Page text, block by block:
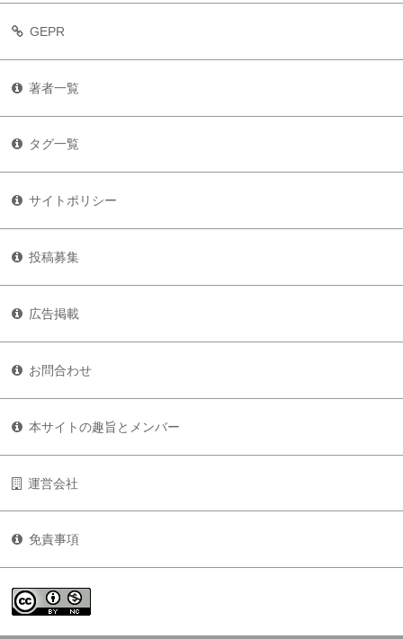
GEPR
著者一覧
タグ一覧
サイトポリシー
投稿募集
広告掲載
お問合わせ
本サイトの趣旨とメンバー
運営会社
免責事項